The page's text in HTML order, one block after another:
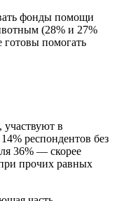
фонды помощи
(28% и 27%
готовы помогать
участвуют в
респондентов без
36% — скорее
прочих равных